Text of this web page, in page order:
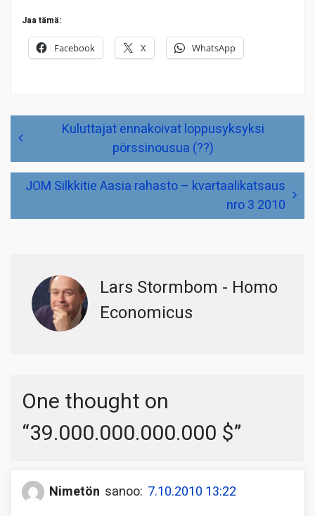
Jaa tämä:
Facebook X WhatsApp
selaus
Kuluttajat ennakoivat loppusyksyksi
pörssinousua (??)
JOM Silkkitie Aasia rahasto – kvartaalikatsaus
nro 3 2010
Lars Stormbom - Homo
Economicus
One thought on
“39.000.000.000.000 $”
Nimetön sanoo: 7.10.2010 13:22